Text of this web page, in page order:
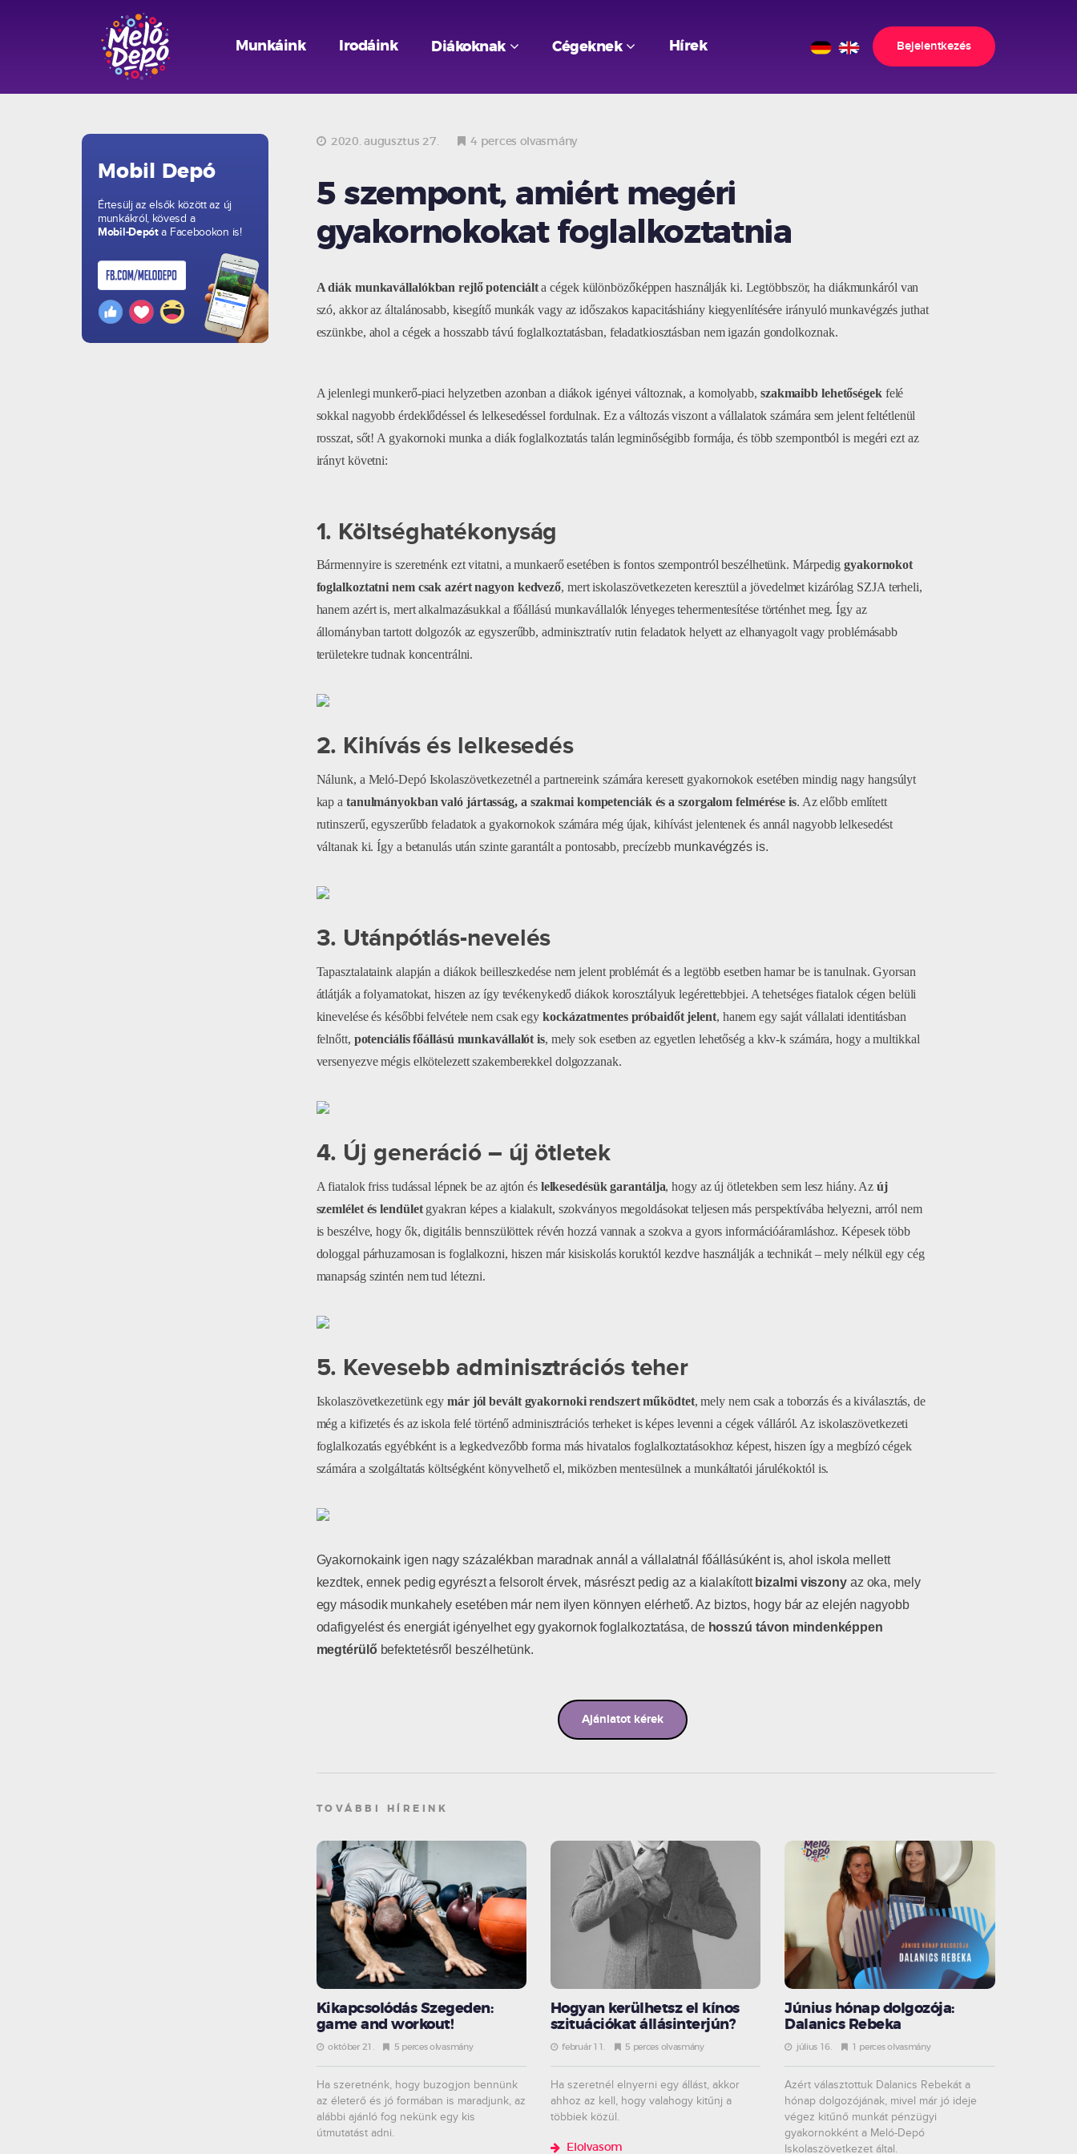
Munkáink Irodáink Diákoknak Cégeknek Hírek Bejelentkezés
Mobil Depó
Értesülj az elsők között az új
munkákról, kövesd a
Mobil-Depóta Facebookon is!
2020. augusztus 27. 4 perces olvasmány
5 szempont, amiért megéri
gyakornokokat foglalkoztatnia
A diák munkavállalókban rejlő potenciálta cégek különbözőképpen használják ki. Legtöbbször, ha diákmunkáról van
szó, akkor az általánosabb, kisegítő munkák vagy az időszakos kapacitáshiány kiegyenlítésére irányuló munkavégzés juthat
eszünkbe, ahol a cégek a hosszabb távú foglalkoztatásban, feladatkiosztásban nem igazán gondolkoznak.
A jelenlegi munkerő-piaci helyzetben azonban a diákok igényei változnak, a komolyabb, szakmaibb lehetőségekfelé
sokkal nagyobb érdeklődéssel és lelkesedéssel fordulnak. Ez a változás viszont a vállalatok számára sem jelent feltétlenül
rosszat, sőt! A gyakornoki munka a diák foglalkoztatás talán legminőségibb formája, és több szempontból is megéri ezt az
irányt követni:
1. Költséghatékonyság
Bármennyire is szeretnénk ezt vitatni, a munkaerő esetében is fontos szempontról beszélhetünk. Márpediggyakornokot
foglalkoztatni nem csak azért nagyon kedvező, mert iskolaszövetkezeten keresztül a jövedelmet kizárólag SZJA terheli,
hanem azért is, mert alkalmazásukkal a főállású munkavállalók lényeges tehermentesítése történhet meg. Így az
állományban tartott dolgozók az egyszerűbb, adminisztratív rutin feladatok helyett az elhanyagolt vagy problémásabb
területekre tudnak koncentrálni.
2. Kihívás és lelkesedés
Nálunk, a Meló-Depó Iskolaszövetkezetnél a partnereink számára keresett gyakornokok esetében mindig nagy hangsúlyt
kap a tanulmányokban való jártasság, a szakmai kompetenciák és a szorgalom felmérése is. Az előbb említett
rutinszerű, egyszerűbb feladatok a gyakornokok számára még újak, kihívást jelentenek és annál nagyobb lelkesedést
váltanak ki. Így a betanulás után szinte garantált a pontosabb, precízebb munkavégzés is.
3. Utánpótlás-nevelés
Tapasztalataink alapján a diákok beilleszkedése nem jelent problémát és a legtöbb esetben hamar be is tanulnak. Gyorsan
átlátják a folyamatokat, hiszen az így tevékenykedő diákok korosztályuk legérettebbjei. A tehetséges fiatalok cégen belüli
kinevelése és későbbi felvétele nem csak egy kockázatmentes próbaidőt jelent, hanem egy saját vállalati identitásban
felnőtt, potenciális főállású munkavállalót is, mely sok esetben az egyetlen lehetőség a kkv-k számára, hogy a multikkal
versenyezve mégis elkötelezett szakemberekkel dolgozzanak.
4. Új generáció – új ötletek
A fiatalok friss tudással lépnek be az ajtón és lelkesedésük garantálja, hogy az új ötletekben sem lesz hiány. Azúj
szemlélet és lendületgyakran képes a kialakult, szokványos megoldásokat teljesen más perspektívába helyezni, arról nem
is beszélve, hogy ők, digitális bennszülöttek révén hozzá vannak a szokva a gyors információáramláshoz. Képesek több
dologgal párhuzamosan is foglalkozni, hiszen már kisiskolás koruktól kezdve használják a technikát – mely nélkül egy cég
manapság szintén nem tud létezni.
5. Kevesebb adminisztrációs teher
Iskolaszövetkezetünk egy már jól bevált gyakornoki rendszert működtet, mely nem csak a toborzás és a kiválasztás, de
még a kifizetés és az iskola felé történő adminisztrációs terheket is képes levenni a cégek válláról. Az iskolaszövetkezeti
foglalkozatás egyébként is a legkedvezőbb forma más hivatalos foglalkoztatásokhoz képest, hiszen így a megbízó cégek
számára a szolgáltatás költségként könyvelhető el, miközben mentesülnek a munkáltatói járulékoktól is.
Gyakornokaink igen nagy százalékban maradnak annál a vállalatnál főállásúként is, ahol iskola mellett
kezdtek, ennek pedig egyrészt a felsorolt érvek, másrészt pedig az a kialakított bizalmi viszonyaz oka, mely
egy második munkahely esetében már nem ilyen könnyen elérhető. Az biztos, hogy bár az elején nagyobb
odafigyelést és energiát igényelhet egy gyakornok foglalkoztatása, de hosszú távon mindenképpen
megtérülőbefektetésről beszélhetünk.
Ajánlatot kérek
TOVÁBBI HÍREINK
Kikapcsolódás Szegeden:
game and workout!
október 21. 5 perces olvasmány
Ha szeretnénk, hogy buzogjon bennünk
az életerő és jó formában is maradjunk, az
alábbi ajánló fog nekünk egy kis
útmutatást adni.
Hogyan kerülhetsz el kínos
szituációkat állásinterjún?
február 11. 5 perces olvasmány
Ha szeretnél elnyerni egy állást, akkor
ahhoz az kell, hogy valahogy kitűnj a
többiek közül.
Elolvasom
Június hónap dolgozója:
Dalanics Rebeka
július 16. 1 perces olvasmány
Azért választottuk Dalanics Rebekát a
hónap dolgozójának, mivel már jó ideje
végez kitűnő munkát pénzügyi
gyakornokként a Meló-Depó
Iskolaszövetkezet által.